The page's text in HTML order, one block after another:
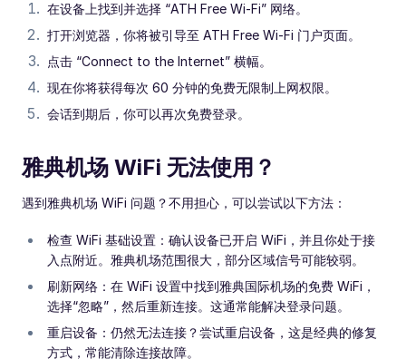
在设备上找到并选择 “ATH Free Wi-Fi” 网络。
打开浏览器，你将被引导至 ATH Free Wi-Fi 门户页面。
点击 “Connect to the Internet” 横幅。
现在你将获得每次 60 分钟的免费无限制上网权限。
会话到期后，你可以再次免费登录。
雅典机场 WiFi 无法使用？
遇到雅典机场 WiFi 问题？不用担心，可以尝试以下方法：
检查 WiFi 基础设置：确认设备已开启 WiFi，并且你处于接
入点附近。雅典机场范围很大，部分区域信号可能较弱。
刷新网络：在 WiFi 设置中找到雅典国际机场的免费 WiFi，
选择“忽略”，然后重新连接。这通常能解决登录问题。
重启设备：仍然无法连接？尝试重启设备，这是经典的修复
方式，常能清除连接故障。